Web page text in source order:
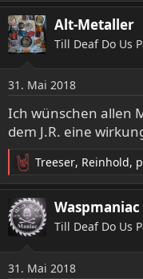
a
k
t
i
o
n
e
n
:
Alt-Metaller
Till Deaf Do Us
31. Mai 2018
Ich wünschen allen
dem J.R. eine
R
e
a
k
t
n
Treeser, Reinhold,
Waspmaniac
Till Deaf Do Us
31. Mai 2018